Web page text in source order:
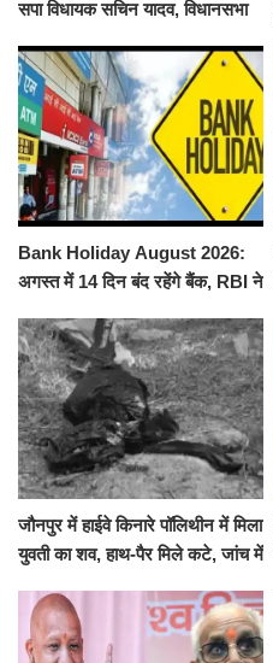
सपा विधायक सचिन यादव, विधानसभा
निलंबित
Bank Holiday August 2026:
अगस्त में 14 दिन बंद रहेंगे बैंक, RBI ने
जौनपुर में हाईवे किनारे पॉलिथीन में मिला
युवती का शव, हाथ-पैर मिले कटे, जांच में